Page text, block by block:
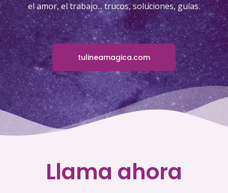
el amor, el trabajo... trucos, soluciones, guías.
tulineamagica.com
Llama ahora